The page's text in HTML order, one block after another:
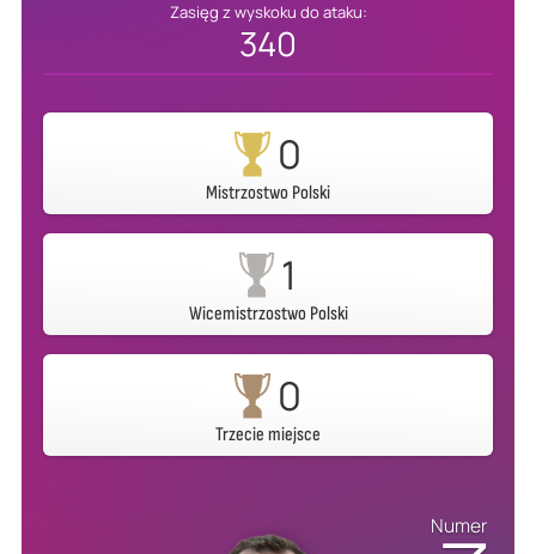
Zasięg z wyskoku do ataku:
340
0
Mistrzostwo Polski
1
Wicemistrzostwo Polski
0
Trzecie miejsce
Numer